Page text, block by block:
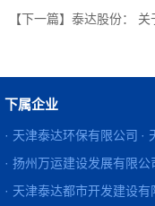
【下一篇】泰达股份：
下属企业
· 天津泰达环保有限公司 ·
· 扬州万运建设发展有限公
· 天津泰达都市开发建设有